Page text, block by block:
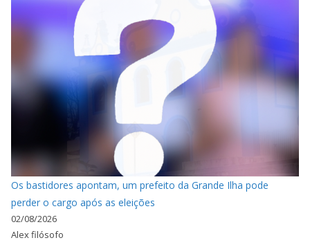
Os bastidores apontam, um prefeito da Grande Ilha pode
perder o cargo após as eleições
02/08/2026
Alex filósofo